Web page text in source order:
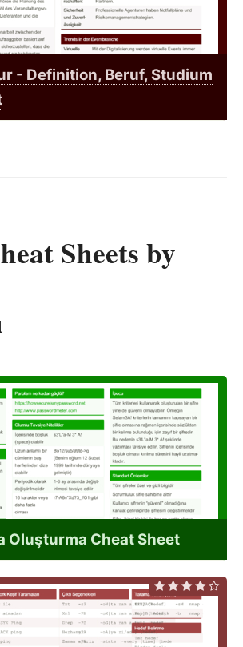
- Definition, Beruf, Studium
Sheets by
Oluşturma Cheat Sheet